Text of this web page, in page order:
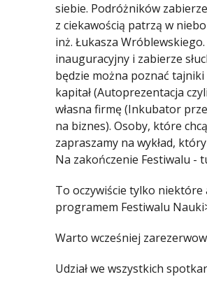
siebie. Podróżników
z ciekawością patrzą w
inż. Łukasza
inauguracyjny i zabierze
będzie można poznać
kapitał (Autoprezentacja
własna firmę (Inkubator
na biznes). Osoby, które
zapraszamy na wykład,
Na zakończenie Festiwalu -
To oczywiście tylko niektóre
programem Festiwalu
Warto wcześniej
Udział we wszystkich